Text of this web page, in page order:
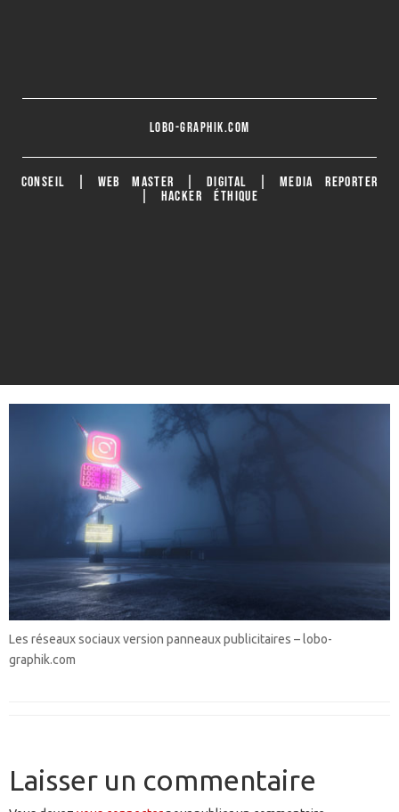
lobo-graphik.com
CONSEIL | WEB MASTER | DIGITAL | MEDIA REPORTER
| HACKER ÉTHIQUE
Les réseaux sociaux version panneaux publicitaires – lobo-
graphik.com
Laisser un commentaire